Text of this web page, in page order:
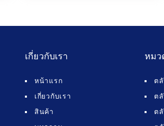
เกี่ยวกับเรา
หน้าแรก
เกี่ยวกับเรา
สินค้า
หมว
ต
ต
ต